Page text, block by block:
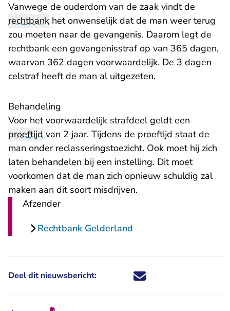
Vanwege de ouderdom van de zaak vindt de
rechtbank het onwenselijk dat de man weer terug
zou moeten naar de gevangenis. Daarom legt de
rechtbank een gevangenisstraf op van 365 dagen,
waarvan 362 dagen voorwaardelijk. De 3 dagen
celstraf heeft de man al uitgezeten.
Behandeling
Voor het voorwaardelijk strafdeel geldt een
proeftijd van 2 jaar. Tijdens de proeftijd staat de
man onder reclasseringstoezicht. Ook moet hij zich
laten behandelen bij een instelling. Dit moet
voorkomen dat de man zich opnieuw schuldig zal
maken aan dit soort misdrijven.
Afzender
Rechtbank Gelderland
Deel dit nieuwsbericht: Deel dit nieuwsbericht via X -
Deel dit nieuwsbericht via
Deel dit nieuwsbericht
Deel dit